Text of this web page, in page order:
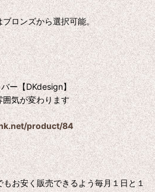
ロンズから選択可能。
ー【DKdesign】
囲気が変わります
product/84
お安く販売できるよう毎月１日と１